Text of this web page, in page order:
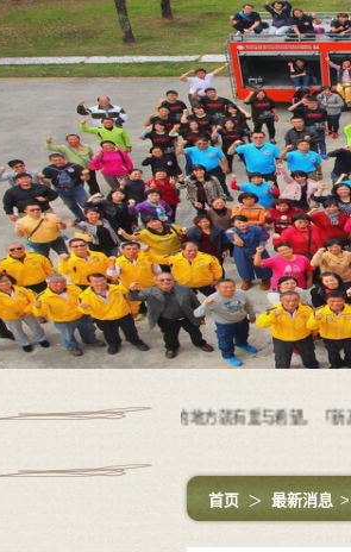
红十字会，有红十字会的地方就有爱与希望。「新高
首页 ＞ 最新消息